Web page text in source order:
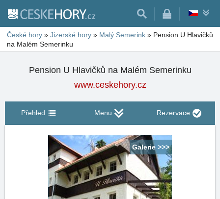
České hory » Jizerské hory » Malý Semerink » Pension U Hlavičků
na Malém Semerinku
Pension U Hlavičků na Malém Semerinku
www.ceskehory.cz
Přehled Menu Rezervace
Galerie >>>